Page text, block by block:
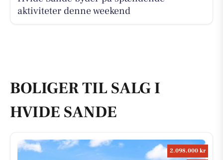
aktiviteter denne weekend
BOLIGER TIL SALG I
HVIDE SANDE
2.098.000 kr